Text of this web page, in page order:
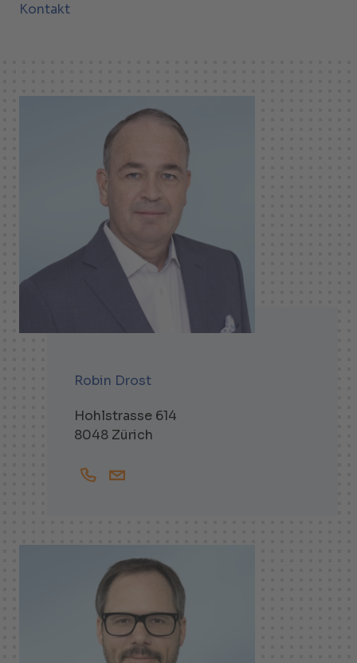
Kontakt
Robin Drost
Hohlstrasse 614
8048 Zürich
+41447438357
Robin.Drost@helbling.ch